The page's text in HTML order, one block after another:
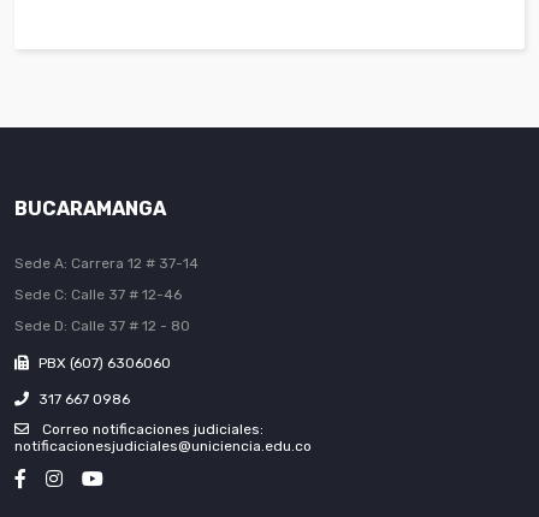
BUCARAMANGA
Sede A: Carrera 12 # 37-14
Sede C: Calle 37 # 12-46
Sede D: Calle 37 # 12 - 80
PBX (607) 6306060
317 667 0986
Correo notificaciones judiciales:
notificacionesjudiciales@uniciencia.edu.co